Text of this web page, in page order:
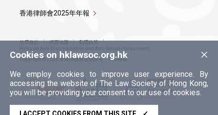
×
Cookies on hklawsoc.org.hk
We employ cookies to improve user experience. By
accessing the website of The Law Society of Hong Kong,
you will be providing your consent to our use of cookies.
香港律師會2025年年報
使用條款 網頁地圖
私隱政策
Policy on Anti-Discrimination and Anti-Sexual Harassment
Copyright © 2026 香港律師會版權所有，不得轉載